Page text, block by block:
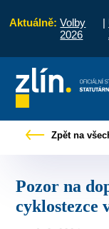
Aktuálně: Volby
2026
|
vyřídit
Zpět na
Pozor na dopravní omezení na
cyklostezce